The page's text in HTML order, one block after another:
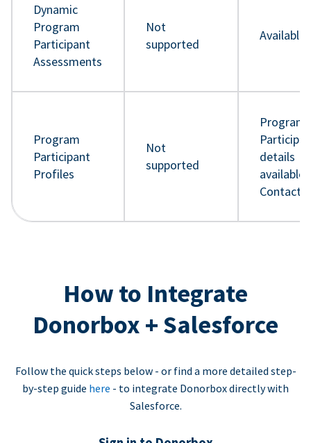
Dynamic
Program
Participant
Assessments
Not
supported
Available
Program
Participant
Profiles
Not
supported
Program
details
available
Contact
How to Integrate
Donorbox + Salesforce
Follow the quick steps below - or find a more detailed step-
by-step guide here - to integrate Donorbox directly with
Salesforce.